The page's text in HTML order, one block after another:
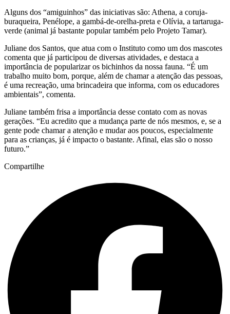
Alguns dos “amiguinhos” das iniciativas são: Athena, a coruja-
buraqueira, Penélope, a gambá-de-orelha-preta e Olívia, a tartaruga-
verde (animal já bastante popular também pelo Projeto Tamar).
Juliane dos Santos, que atua com o Instituto como um dos mascotes
comenta que já participou de diversas atividades, e destaca a
importância de popularizar os bichinhos da nossa fauna. “É um
trabalho muito bom, porque, além de chamar a atenção das pessoas,
é uma recreação, uma brincadeira que informa, com os educadores
ambientais”, comenta.
Juliane também frisa a importância desse contato com as novas
gerações. “Eu acredito que a mudança parte de nós mesmos, e, se a
gente pode chamar a atenção e mudar aos poucos, especialmente
para as crianças, já é impacto o bastante. Afinal, elas são o nosso
futuro.”
Compartilhe